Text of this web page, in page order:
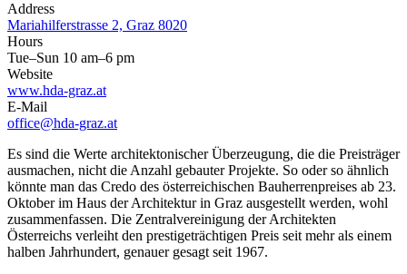
Address
Mariahilferstrasse 2, Graz 8020
Hours
Tue–Sun 10 am–6 pm
Website
www.hda-graz.at
E-Mail
office@hda-graz.at
Es sind die Werte architektonischer Überzeugung, die die Preisträger
ausmachen, nicht die Anzahl gebauter Projekte. So oder so ähnlich
könnte man das Credo des österreichischen Bauherrenpreises ab 23.
Oktober im Haus der Architektur in Graz ausgestellt werden, wohl
zusammenfassen. Die Zentralvereinigung der Architekten
Österreichs verleiht den prestigeträchtigen Preis seit mehr als einem
halben Jahrhundert, genauer gesagt seit 1967.